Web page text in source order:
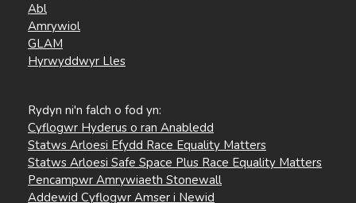
Abl
Amrywiol
GLAM
Hyrwyddwyr Lles
Rydyn ni'n falch o fod yn:
Cyflogwr Hyderus o ran Anabledd
Statws Arloesi Efydd Race Equality Matters
Statws Arloesi Safe Space Plus Race Equality Matters
Pencampwr Amrywiaeth Stonewall
Addewid Cyflogwr Amser i Newid